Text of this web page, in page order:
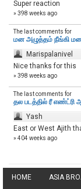
Super reaction
» 398 weeks ago
The last comments for
மன அழுத்தம் நீங்கி
Marispalanivel
Nice thanks for this
» 398 weeks ago
The last comments for
தல படத்தில் ரீ எண்ட்ரி
Yash
East or West Ajith
» 404 weeks ago
HOME ASIA